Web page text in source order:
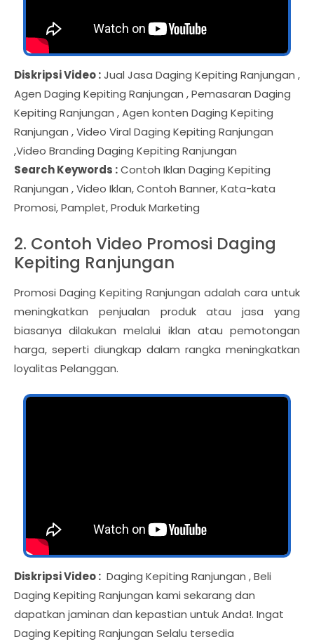
Diskripsi Video :Jual Jasa Daging Kepiting Ranjungan ,
Agen Daging Kepiting Ranjungan , Pemasaran Daging
Kepiting Ranjungan , Agen konten Daging Kepiting
Ranjungan , Video Viral Daging Kepiting Ranjungan
,Video Branding Daging Kepiting Ranjungan
Search Keywords :Contoh Iklan Daging Kepiting
Ranjungan , Video Iklan, Contoh Banner, Kata-kata
Promosi, Pamplet, Produk Marketing
2. Contoh Video Promosi Daging
Kepiting Ranjungan
Promosi Daging Kepiting Ranjungan adalah cara untuk
meningkatkan penjualan produk atau jasa yang
biasanya dilakukan melalui iklan atau pemotongan
harga, seperti diungkap dalam rangka meningkatkan
loyalitas Pelanggan.
Diskripsi Video : Daging Kepiting Ranjungan , Beli
Daging Kepiting Ranjungan kami sekarang dan
dapatkan jaminan dan kepastian untuk Anda!. Ingat
Daging Kepiting Ranjungan Selalu tersedia